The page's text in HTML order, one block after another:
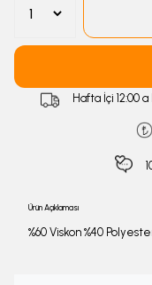
Hafta İçi 12:00
Ürün Açıklaması
%60 Viskon %40